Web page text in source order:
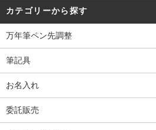
カテゴリーから探す
万年筆ペン先調整
筆記具
お名入れ
委託販売